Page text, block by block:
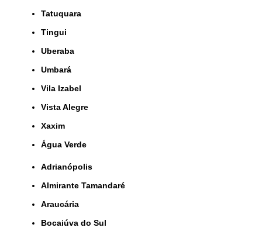
Tatuquara
Tingui
Uberaba
Umbará
Vila Izabel
Vista Alegre
Xaxim
Água Verde
Adrianópolis
Almirante Tamandaré
Araucária
Bocaiúva do Sul